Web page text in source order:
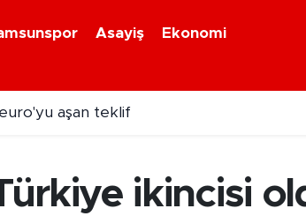
Asayiş
Ekonomi
aşan teklif
ikincisi